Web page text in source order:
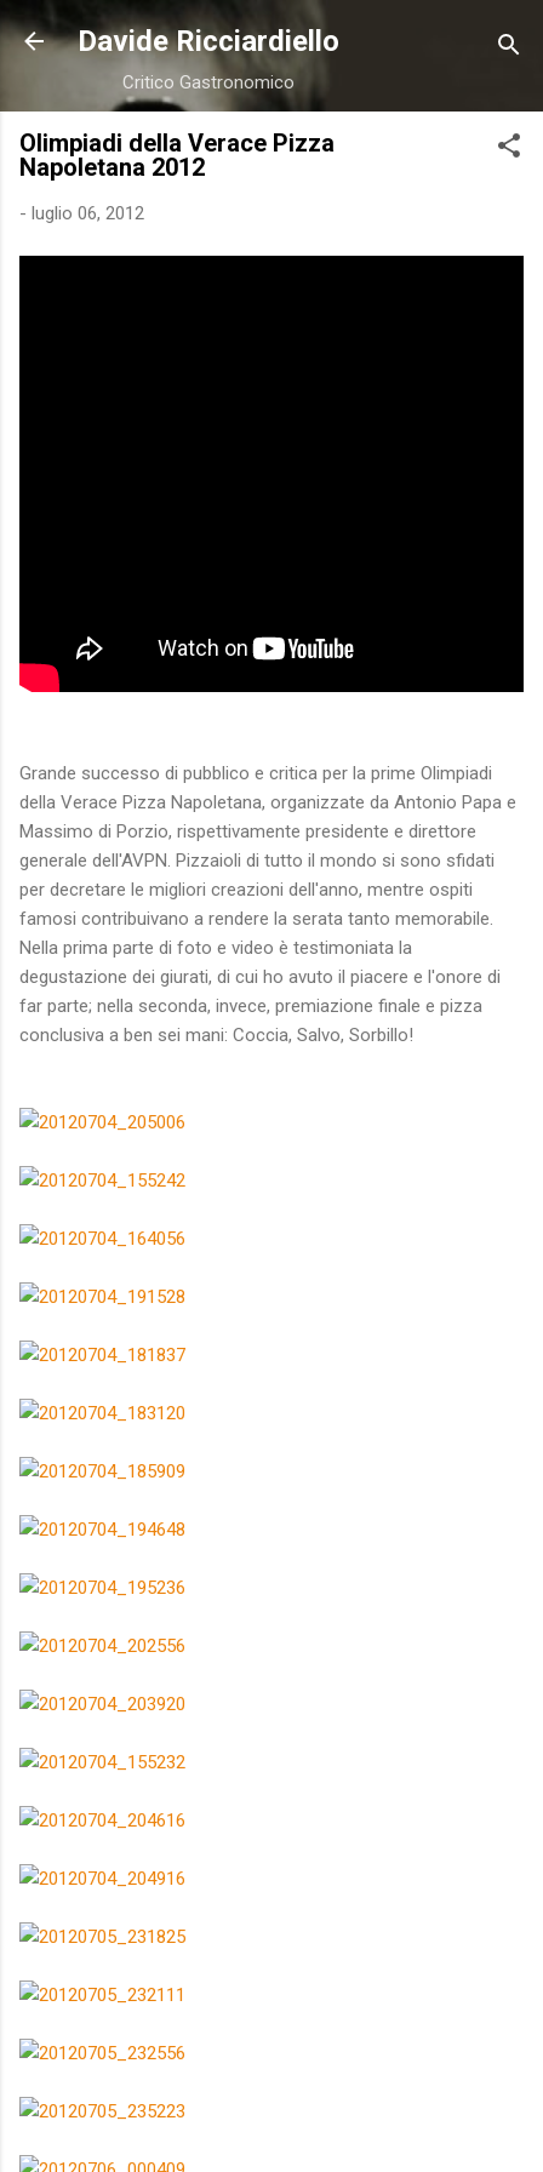
Passa ai contenuti principali
Davide Ricciardiello
Critico Gastronomico
Olimpiadi della Verace Pizza
Napoletana 2012
- luglio 06, 2012
Grande successo di pubblico e critica per la prime Olimpiadi
della Verace Pizza Napoletana, organizzate da Antonio Papa e
Massimo di Porzio, rispettivamente presidente e direttore
generale dell'AVPN. Pizzaioli di tutto il mondo si sono sfidati
per decretare le migliori creazioni dell'anno, mentre ospiti
famosi contribuivano a rendere la serata tanto memorabile.
Nella prima parte di foto e video è testimoniata la
degustazione dei giurati, di cui ho avuto il piacere e l'onore di
far parte; nella seconda, invece, premiazione finale e pizza
conclusiva a ben sei mani: Coccia, Salvo, Sorbillo!